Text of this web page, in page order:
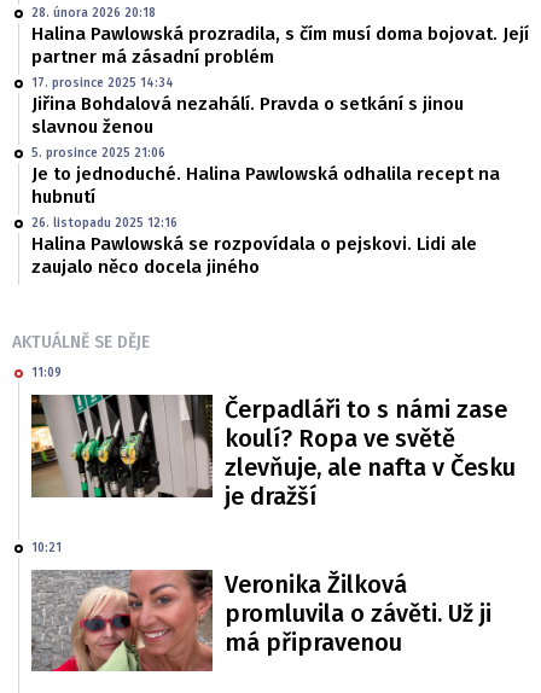
28. února 2026 20:18
Halina Pawlowská prozradila, s čím musí doma bojovat. Její
partner má zásadní problém
17. prosince 2025 14:34
Jiřina Bohdalová nezahálí. Pravda o setkání s jinou
slavnou ženou
5. prosince 2025 21:06
Je to jednoduché. Halina Pawlowská odhalila recept na
hubnutí
26. listopadu 2025 12:16
Halina Pawlowská se rozpovídala o pejskovi. Lidi ale
zaujalo něco docela jiného
AKTUÁLNĚ SE DĚJE
11:09
Čerpadláři to s námi zase
koulí? Ropa ve světě
zlevňuje, ale nafta v Česku
je dražší
10:21
Veronika Žilková
promluvila o závěti. Už ji
má připravenou